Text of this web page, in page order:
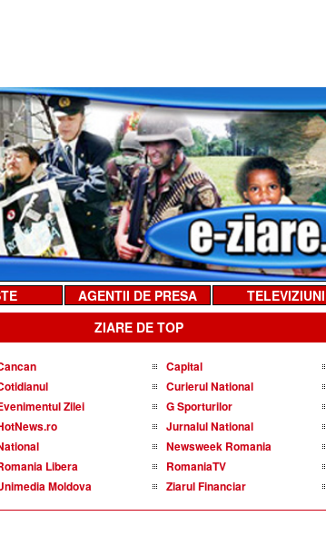
AGENTII DE PRESA TELEVIZIUNI
ZIARE DE TOP
Capital
Curierul National
Zilei G Sporturilor
Jurnalul National
Newsweek Romania
Libera RomaniaTV
Moldova Ziarul Financiar